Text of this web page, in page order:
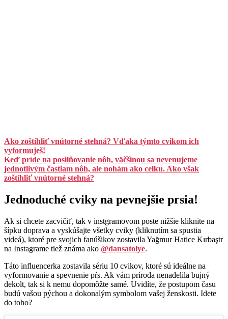
Ako zoštíhliť vnútorné stehná? Vďaka týmto cvikom ich
vyformuješ!
Keď príde na posilňovanie nôh, väčšinou sa nevenujeme
jednotlivým častiam nôh, ale nohám ako celku. Ako však
zoštíhliť vnútorné stehná?
Jednoduché cviky na pevnejšie prsia!
Ak si chcete zacvičiť, tak v instgramovom poste nižšie kliknite na
šípku doprava a vyskúšajte všetky cviky (kliknutím sa spustia
videá), ktoré pre svojich fanúšikov zostavila Yağmur Hatice Kırbaştr
na Instagrame tiež známa ako @dansatolye.
Táto influencerka zostavila sériu 10 cvikov, ktoré sú ideálne na
vyformovanie a spevnenie pŕs. Ak vám príroda nenadelila bujný
dekolt, tak si k nemu dopomôžte samé. Uvidíte, že postupom času
budú vašou pýchou a dokonalým symbolom vašej ženskosti. Idete
do toho?